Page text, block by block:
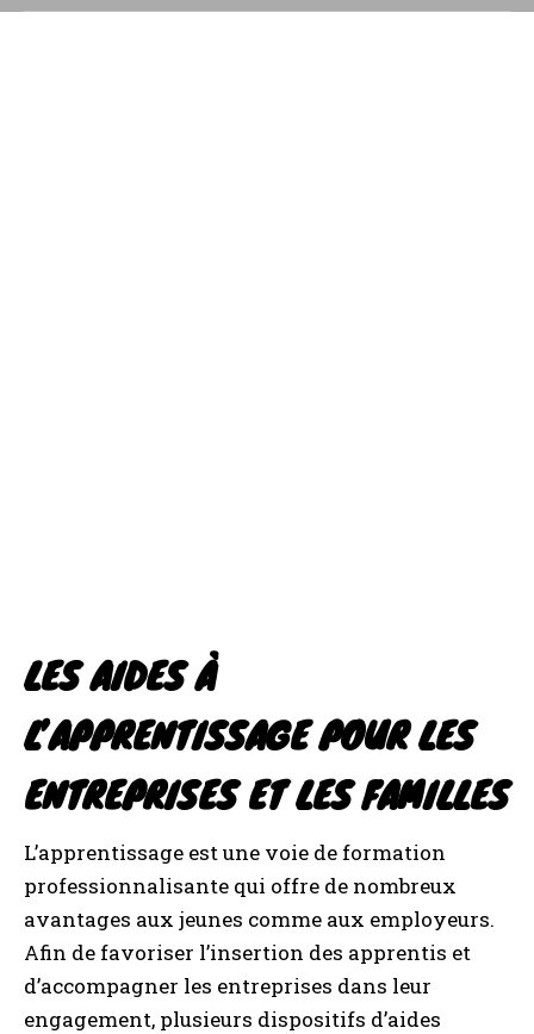
LES AIDES À
L’APPRENTISSAGE POUR LES
ENTREPRISES ET LES FAMILLES
L’apprentissage est une voie de formation
professionnalisante qui offre de nombreux
avantages aux jeunes comme aux employeurs.
Afin de favoriser l’insertion des apprentis et
d’accompagner les entreprises dans leur
engagement, plusieurs dispositifs d’aides